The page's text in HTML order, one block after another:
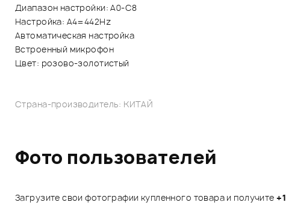
Диапазон настройки: A0-C8
Настройка: A4=442Hz
Автоматическая настройка
Встроенный микрофон
Цвет: розово-золотистый
Страна-производитель: КИТАЙ
Фото пользователей
Загрузите свои фотографии купленного товара и получите